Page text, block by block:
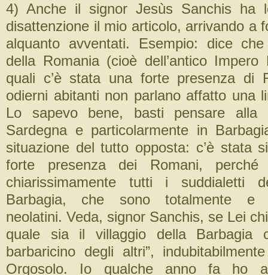
4) Anche il signor Jesùs Sanchis ha
disattenzione il mio articolo, arrivando a
alquanto avventati. Esempio: dice
della Romania (cioè dell’antico Impero
quali c’è stata una forte presenza di
odierni abitanti non parlano affatto una
Lo sapevo bene, basti pensare alla
Sardegna e particolarmente in
situazione del tutto opposta: c’è stata
forte presenza dei Romani, perché
chiarissimamente tutti i suddialetti
Barbagia, che sono totalmente e
neolatini. Veda, signor Sanchis, se Lei
quale sia il villaggio della Barbagia
barbaricino degli altri”,
Orgosolo. Io qualche anno fa ho